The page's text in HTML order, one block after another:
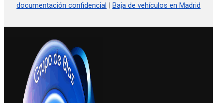
documentación confidencial | Baja de vehículos en Madrid